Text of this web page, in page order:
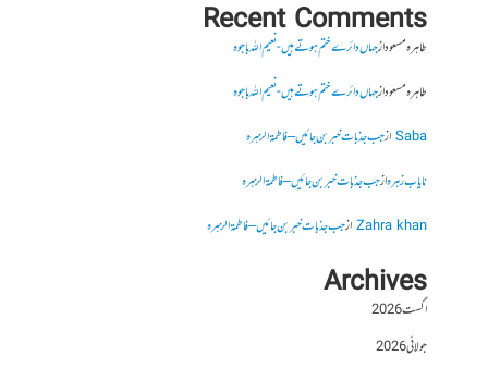
Recent Comments
طاہرہ مسعودازجہاں دائرے ختم ہوتے ہیں- نعیم اللہ باجوہ
طاہرہ مسعودازجہاں دائرے ختم ہوتے ہیں- نعیم اللہ باجوہ
Sabaازجب جذبات خبر بن جائیں – فاطمۃالزہرہ
نایاب زہرہازجب جذبات خبر بن جائیں – فاطمۃالزہرہ
Zahra khanازجب جذبات خبر بن جائیں – فاطمۃالزہرہ
Archives
اگست 2026
جولائی 2026